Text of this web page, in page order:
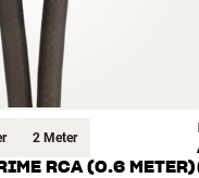
2 Meter
RCA (0.6 METER)